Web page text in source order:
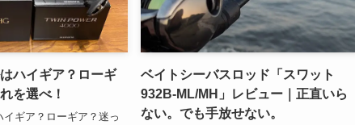
ハイギア？ローギ
を選べ！
ギア？ローギア？迷っ
ベイトシーバスロッド「スワット
932B-ML/MH」レビュー｜正直いら
ない。でも手放せない。